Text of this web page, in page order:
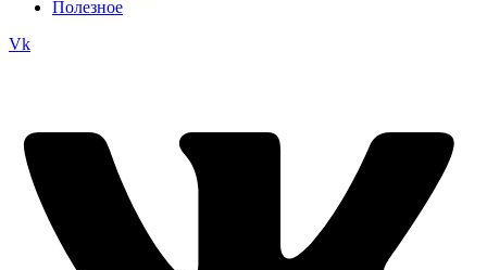
Полезное
Vk